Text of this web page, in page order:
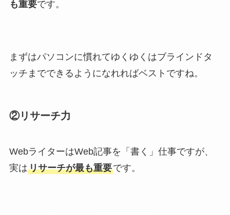
も重要です。
まずはパソコンに慣れてゆくゆくはブラインドタ
ッチまでできるようになれればベストですね。
②リサーチ力
WebライターはWeb記事を「書く」仕事ですが、
実はリサーチが最も重要です。